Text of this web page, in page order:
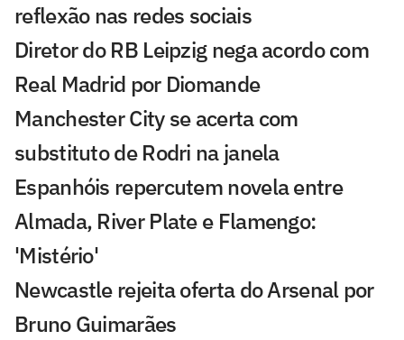
reflexão nas redes sociais
Diretor do RB Leipzig nega acordo com
Real Madrid por Diomande
Manchester City se acerta com
substituto de Rodri na janela
Espanhóis repercutem novela entre
Almada, River Plate e Flamengo:
'Mistério'
Newcastle rejeita oferta do Arsenal por
Bruno Guimarães